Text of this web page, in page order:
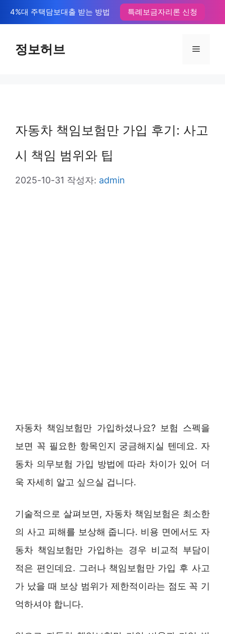
텐
4%대 주택담보대출 받는 방법 특례보금자리론 신청
정보허브 메
자동차 책임보험만 가입 후기: 사고
시 책임 범위와 팁
2025-10-31 작성자: admin
자동차 책임보험만 가입하셨나요? 보험 스펙을
보면 꼭 필요한 항목인지 궁금해지실 텐데요. 자
동차 의무보험 가입 방법에 따라 차이가 있어 더
욱 자세히 알고 싶으실 겁니다.
기술적으로 살펴보면, 자동차 책임보험은 최소한
의 사고 피해를 보상해 줍니다. 비용 면에서도 자
동차 책임보험만 가입하는 경우 비교적 부담이
적은 편인데요. 그러나 책임보험만 가입 후 사고
가 났을 때 보상 범위가 제한적이라는 점도 꼭 기
억하셔야 합니다.